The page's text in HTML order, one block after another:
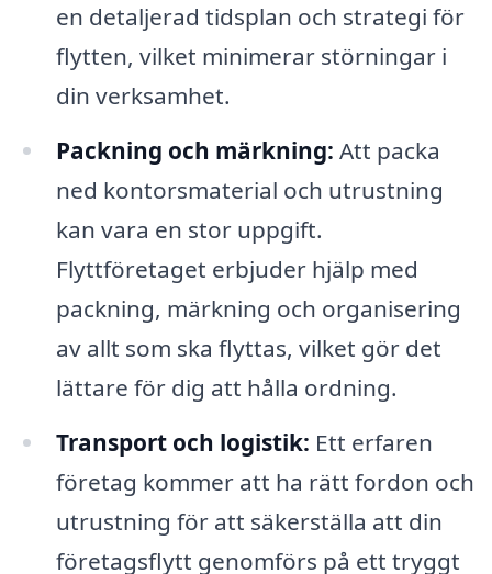
en detaljerad tidsplan och strategi för
flytten, vilket minimerar störningar i
din verksamhet.
Packning och märkning: Att packa
ned kontorsmaterial och utrustning
kan vara en stor uppgift.
Flyttföretaget erbjuder hjälp med
packning, märkning och organisering
av allt som ska flyttas, vilket gör det
lättare för dig att hålla ordning.
Transport och logistik: Ett erfaren
företag kommer att ha rätt fordon och
utrustning för att säkerställa att din
företagsflytt genomförs på ett tryggt